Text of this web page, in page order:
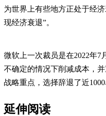
为世界上有些地方正处于经
现经济衰退”。
微软上一次裁员是在2022年7
不确定的情况下削减成本，
战略重点，选择辞退了近1000
延伸阅读